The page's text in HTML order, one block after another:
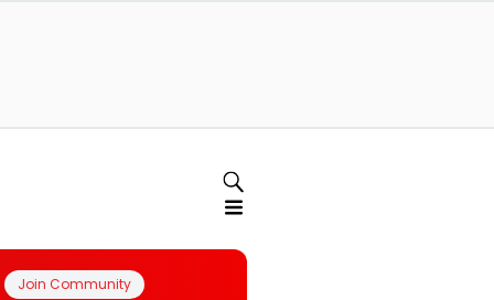
Join Community